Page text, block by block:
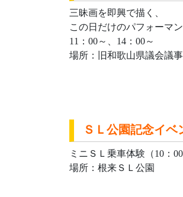
三昧画を即興で描く、
この日だけのパフォーマ
11：00～、14：00～
場所：旧和歌山県議会議
ＳＬ公園記念イベ
ミニＳＬ乗車体験（10：00
場所：根来ＳＬ公園